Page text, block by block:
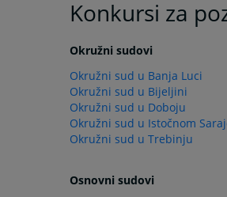
Konkursi za
Okružni sudovi
Okružni sud u Banja Luci
Okružni sud u Bijeljini
Okružni sud u Doboju
Okružni sud u Istočnom
Okružni sud u Trebinju
Osnovni sudovi